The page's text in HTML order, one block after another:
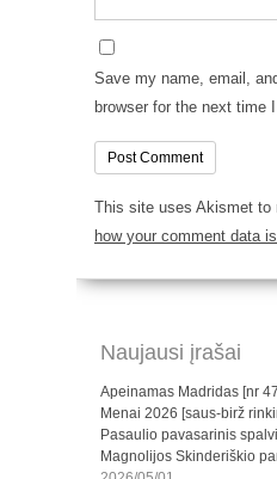
Save my name, email,
browser for the next time
This site uses Akismet to
how your comment data
Naujausi įrašai
Apeinamas Madridas [nr
Menai 2026 [saus-birž
Pasaulio pavasarinis
Magnolijos Skinderiškio